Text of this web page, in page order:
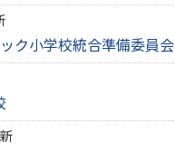
ク小学校統合準備委員会